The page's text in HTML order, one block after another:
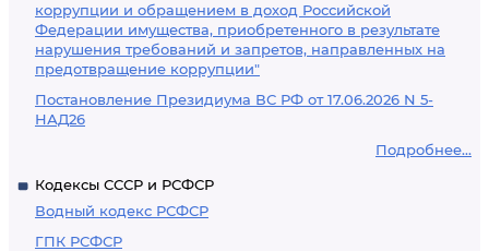
коррупции и обращением в доход Российской
Федерации имущества, приобретенного в результате
нарушения требований и запретов, направленных на
предотвращение коррупции"
Постановление Президиума ВС РФ от 17.06.2026 N 5-
НАД26
Подробнее...
Кодексы СССР и РСФСР
Водный кодекс РСФСР
ГПК РСФСР